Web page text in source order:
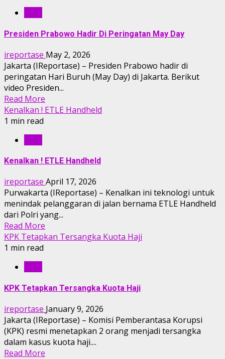
Presiden Prabowo Hadir Di Peringatan May Day
ireportase May 2, 2026
Jakarta (IReportase) – Presiden Prabowo hadir di
peringatan Hari Buruh (May Day) di Jakarta. Berikut
video Presiden...
Read More
Kenalkan ! ETLE Handheld
1 min read
Kenalkan ! ETLE Handheld
ireportase April 17, 2026
Purwakarta (IReportase) – Kenalkan ini teknologi untuk
menindak pelanggaran di jalan bernama ETLE Handheld
dari Polri yang...
Read More
KPK Tetapkan Tersangka Kuota Haji
1 min read
KPK Tetapkan Tersangka Kuota Haji
ireportase January 9, 2026
Jakarta (IReportase) – Komisi Pemberantasa Korupsi
(KPK) resmi menetapkan 2 orang menjadi tersangka
dalam kasus kuota haji....
Read More